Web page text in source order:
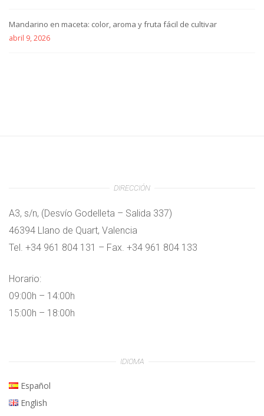
Mandarino en maceta: color, aroma y fruta fácil de cultivar
abril 9, 2026
DIRECCIÓN
A3, s/n, (Desvío Godelleta – Salida 337)
46394 Llano de Quart, Valencia
Tel. +34 961 804 131 – Fax. +34 961 804 133
Horario:
09:00h – 14:00h
15:00h – 18:00h
IDIOMA
Español
English